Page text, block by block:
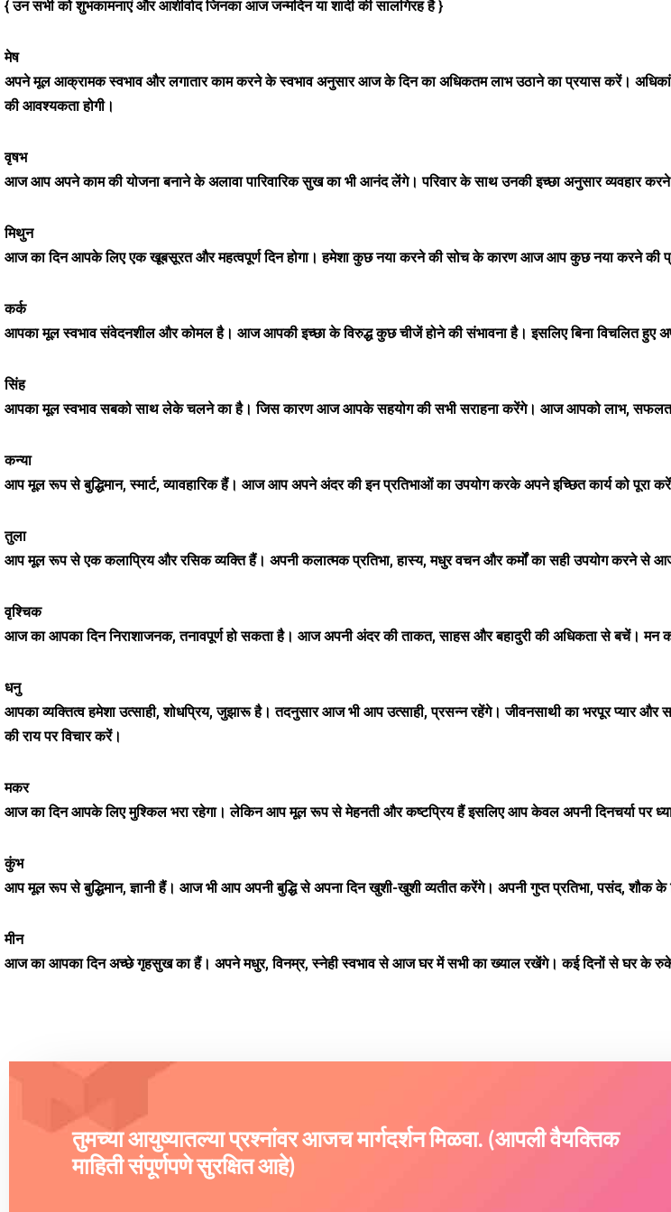
{ उन सभी को शुभकामनाएं और आशीर्वाद जिनका आज जन्मदिन या शादी की सालगिरह है }
मेष
अपने मूल आक्रामक स्वभाव और लगातार काम करने के स्वभाव अनुसार आज के दिन का अधिकतम लाभ उठाने का प्रयास करें।
की आवश्यकता होगी।
वृषभ
आज आप अपने काम की योजना बनाने के अलावा पारिवारिक सुख का भी आनंद लेंगे। परिवार के साथ उनकी इच्छा अनुसार व्यवहार करने
मिथुन
आज का दिन आपके लिए एक खूबसूरत और महत्वपूर्ण दिन होगा। हमेशा कुछ नया करने की सोच के कारण आज आप कुछ नया करने की
कर्क
आपका मूल स्वभाव संवेदनशील और कोमल है। आज आपकी इच्छा के विरुद्ध कुछ चीजें होने की संभावना है। इसलिए बिना विचलित हुए
सिंह
आपका मूल स्वभाव सबको साथ लेके चलने का है। जिस कारण आज आपके सहयोग की सभी सराहना करेंगे। आज आपको लाभ, सफलता,
कन्या
आप मूल रूप से बुद्धिमान, स्मार्ट, व्यावहारिक हैं। आज आप अपने अंदर की इन प्रतिभाओं का उपयोग करके अपने इच्छित कार्य को पूरा
तुला
आप मूल रूप से एक कलाप्रिय और रसिक व्यक्ति हैं। अपनी कलात्मक प्रतिभा, हास्य, मधुर वचन और कर्मों का सही उपयोग करने से
वृश्चिक
आज का आपका दिन निराशाजनक, तनावपूर्ण हो सकता है। आज अपनी अंदर की ताकत, साहस और बहादुरी की अधिकता से बचें। मन
धनु
आपका व्यक्तित्व हमेशा उत्साही, शोधप्रिय, जुझारू है। तदनुसार आज भी आप उत्साही, प्रसन्न रहेंगे। जीवनसाथी का भरपूर प्यार
की राय पर विचार करें।
मकर
आज का दिन आपके लिए मुश्किल भरा रहेगा। लेकिन आप मूल रूप से मेहनती और कष्टप्रिय हैं इसलिए आप केवल अपनी दिनचर्या पर
कुंभ
आप मूल रूप से बुद्धिमान, ज्ञानी हैं। आज भी आप अपनी बुद्धि से अपना दिन खुशी-खुशी व्यतीत करेंगे। अपनी गुप्त प्रतिभा, पसंद, शौक
मीन
आज का आपका दिन अच्छे गृहसुख का हैं। अपने मधुर, विनम्र, स्नेही स्वभाव से आज घर में सभी का ख्याल रखेंगे। कई दिनों से घर के
तुमच्या आयुष्यातल्या प्रश्नांवर आजच मार्गदर्शन मिळवा. (आपली वैयक्तिक
माहिती संपूर्णपणे सुरक्षित आहे)